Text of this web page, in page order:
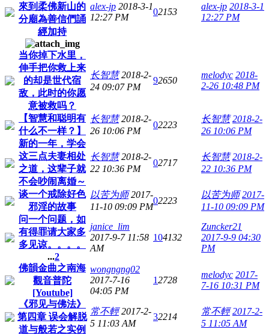
來到柔佛新山的
分廟為善信們誦
經加持
alex-jp 2018-3-1
12:27 PM
02153
alex-jp 2018-3-1
12:27 PM
当你掉下水里，
伸手把你救上来
的却是世代宿
敌，此时的你愿
意被救吗？
长智慧 2018-2-
24 09:07 PM
92650
melodyc 2018-
2-26 10:48 PM
【智慧和聪明有
什么不一样？】
长智慧 2018-2-
26 10:06 PM
02223
长智慧 2018-2-
26 10:06 PM
新的一年，学会
这三点夫妻相处
之道，这辈子就
不会吵闹离婚～
长智慧 2018-2-
22 10:36 PM
02717
长智慧 2018-2-
22 10:36 PM
谈一个戒除好色
邪淫的故事
以苦为师 2017-
11-10 09:09 PM
02223
以苦为师 2017-
11-10 09:09 PM
问一个问题，如
有得罪请大家多
多见谅。。。。
...2
janice_lim
2017-9-7 11:58
AM
104132
Zuncker21
2017-9-9 04:30
PM
佛韻金曲之南海
觀音普陀
[Youtube]
wongngng02
2017-7-16
04:05 PM
12728
melodyc 2017-
7-16 10:31 PM
《邪见与佛法》
第四章 误会解脱
道与般若之实例
常不輕 2017-2-
5 11:03 AM
32214
常不輕 2017-2-
5 11:05 AM